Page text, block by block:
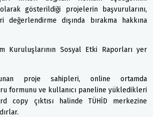
gösterildiği projelerin başvurularını,
değerlendirme dışında bırakma hakkına
Kuruluşlarının Sosyal Etki Raporları yer
proje sahipleri, online ortamda
formunu ve kullanıcı paneline yükledikleri
copy çıktısı halinde TÜHİD merkezine